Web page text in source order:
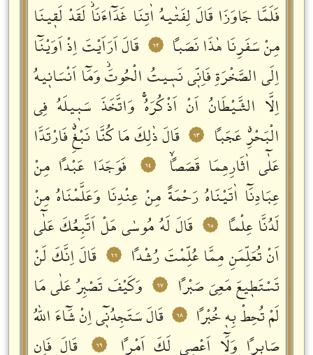
فَلَمَّا جَاوَزَا قَالَ لِفَتٰيهُ اٰتِنَا غَدَٓاءَنَاؗ لَقَدْ لَقٖينَا
مِنْ سَفَرِنَا هٰذَا نَصَباً
٦٢
قَالَ اَرَاَيْتَ اِذْ اَوَيْنَٓا
اِلَى الصَّخْرَةِ فَاِنّٖي نَسٖيتُ الْحُوتَؗ وَمَٓا اَنْسَانٖيهُ
اِلَّا الشَّيْطَانُ اَنْ اَذْكُرَهُۚ وَاتَّخَذَ سَبٖيلَهُ فِي
الْبَحْرِࣗ عَجَباً
٦٣
قَالَ ذٰلِكَ مَا كُنَّا نَبْغِࣗ فَارْتَدَّا
عَلٰٓى اٰثَارِهِمَا قَصَصاًۙ
٦٤
فَوَجَدَا عَبْداً مِنْ
عِبَادِنَٓا اٰتَيْنَاهُ رَحْمَةً مِنْ عِنْدِنَا وَعَلَّمْنَاهُ مِنْ
لَدُنَّا عِلْماً
٦٥
قَالَ لَهُ مُوسٰى هَلْ اَتَّبِعُكَ عَلٰٓى
اَنْ تُعَلِّمَنِ مِمَّا عُلِّمْتَ رُشْداً
٦٦
قَالَ اِنَّكَ لَنْ
تَسْتَطٖيعَ مَعِيَ صَبْراً
٦٧
وَكَيْفَ تَصْبِرُ عَلٰى مَا
لَمْ تُحِطْ بِهٖ خُبْراً
٦٨
قَالَ سَتَجِدُنٖٓي اِنْ شَٓاءَ اللّٰهُ
صَابِراً وَلَٓا اَعْصٖي لَكَ اَمْراً
٦٩
قَالَ فَاِنِ